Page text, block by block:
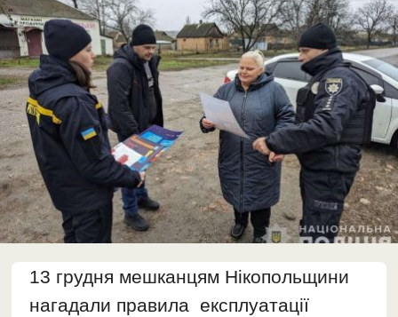
13 грудня мешканцям Нікопольщини
нагадали правила експлуатації